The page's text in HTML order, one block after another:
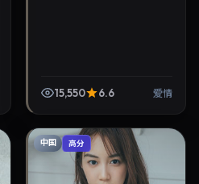
15,550 6.6 爱情
中国 高分